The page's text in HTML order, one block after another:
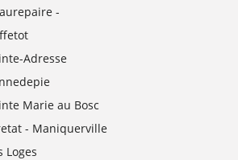
-
Adresse
Marie au Bosc
- Maniquerville
Loges